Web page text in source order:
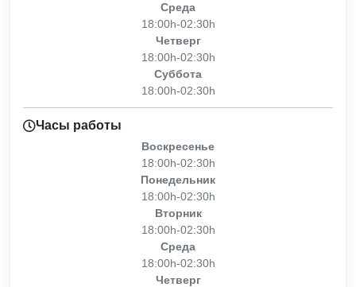
Среда
18:00h-02:30h
Четверг
18:00h-02:30h
Суббота
18:00h-02:30h
Часы работы
Воскресенье
18:00h-02:30h
Понедельник
18:00h-02:30h
Вторник
18:00h-02:30h
Среда
18:00h-02:30h
Четверг